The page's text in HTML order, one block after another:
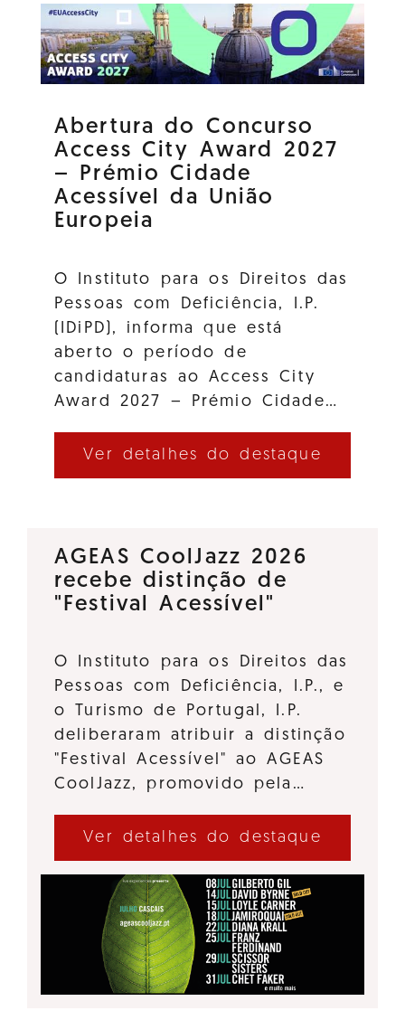
Abertura do Concurso
Access City Award 2027
– Prémio Cidade
Acessível da União
Europeia
O Instituto para os Direitos das
Pessoas com Deficiência, I.P.
(IDiPD), informa que está
aberto o período de
candidaturas ao Access City
Award 2027 – Prémio Cidade…
Ver detalhes do destaque
AGEAS CoolJazz 2026
recebe distinção de
"Festival Acessível"
O Instituto para os Direitos das
Pessoas com Deficiência, I.P., e
o Turismo de Portugal, I.P.
deliberaram atribuir a distinção
"Festival Acessível" ao AGEAS
CoolJazz, promovido pela…
Ver detalhes do destaque